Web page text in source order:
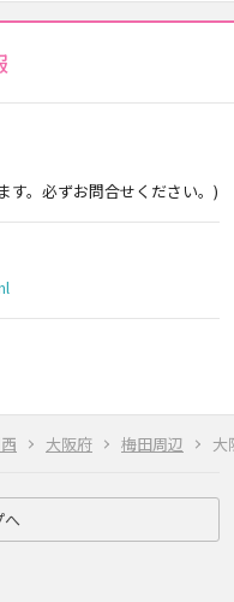
大阪府 梅田周辺 大
す。必ずお問合せください。)
へ